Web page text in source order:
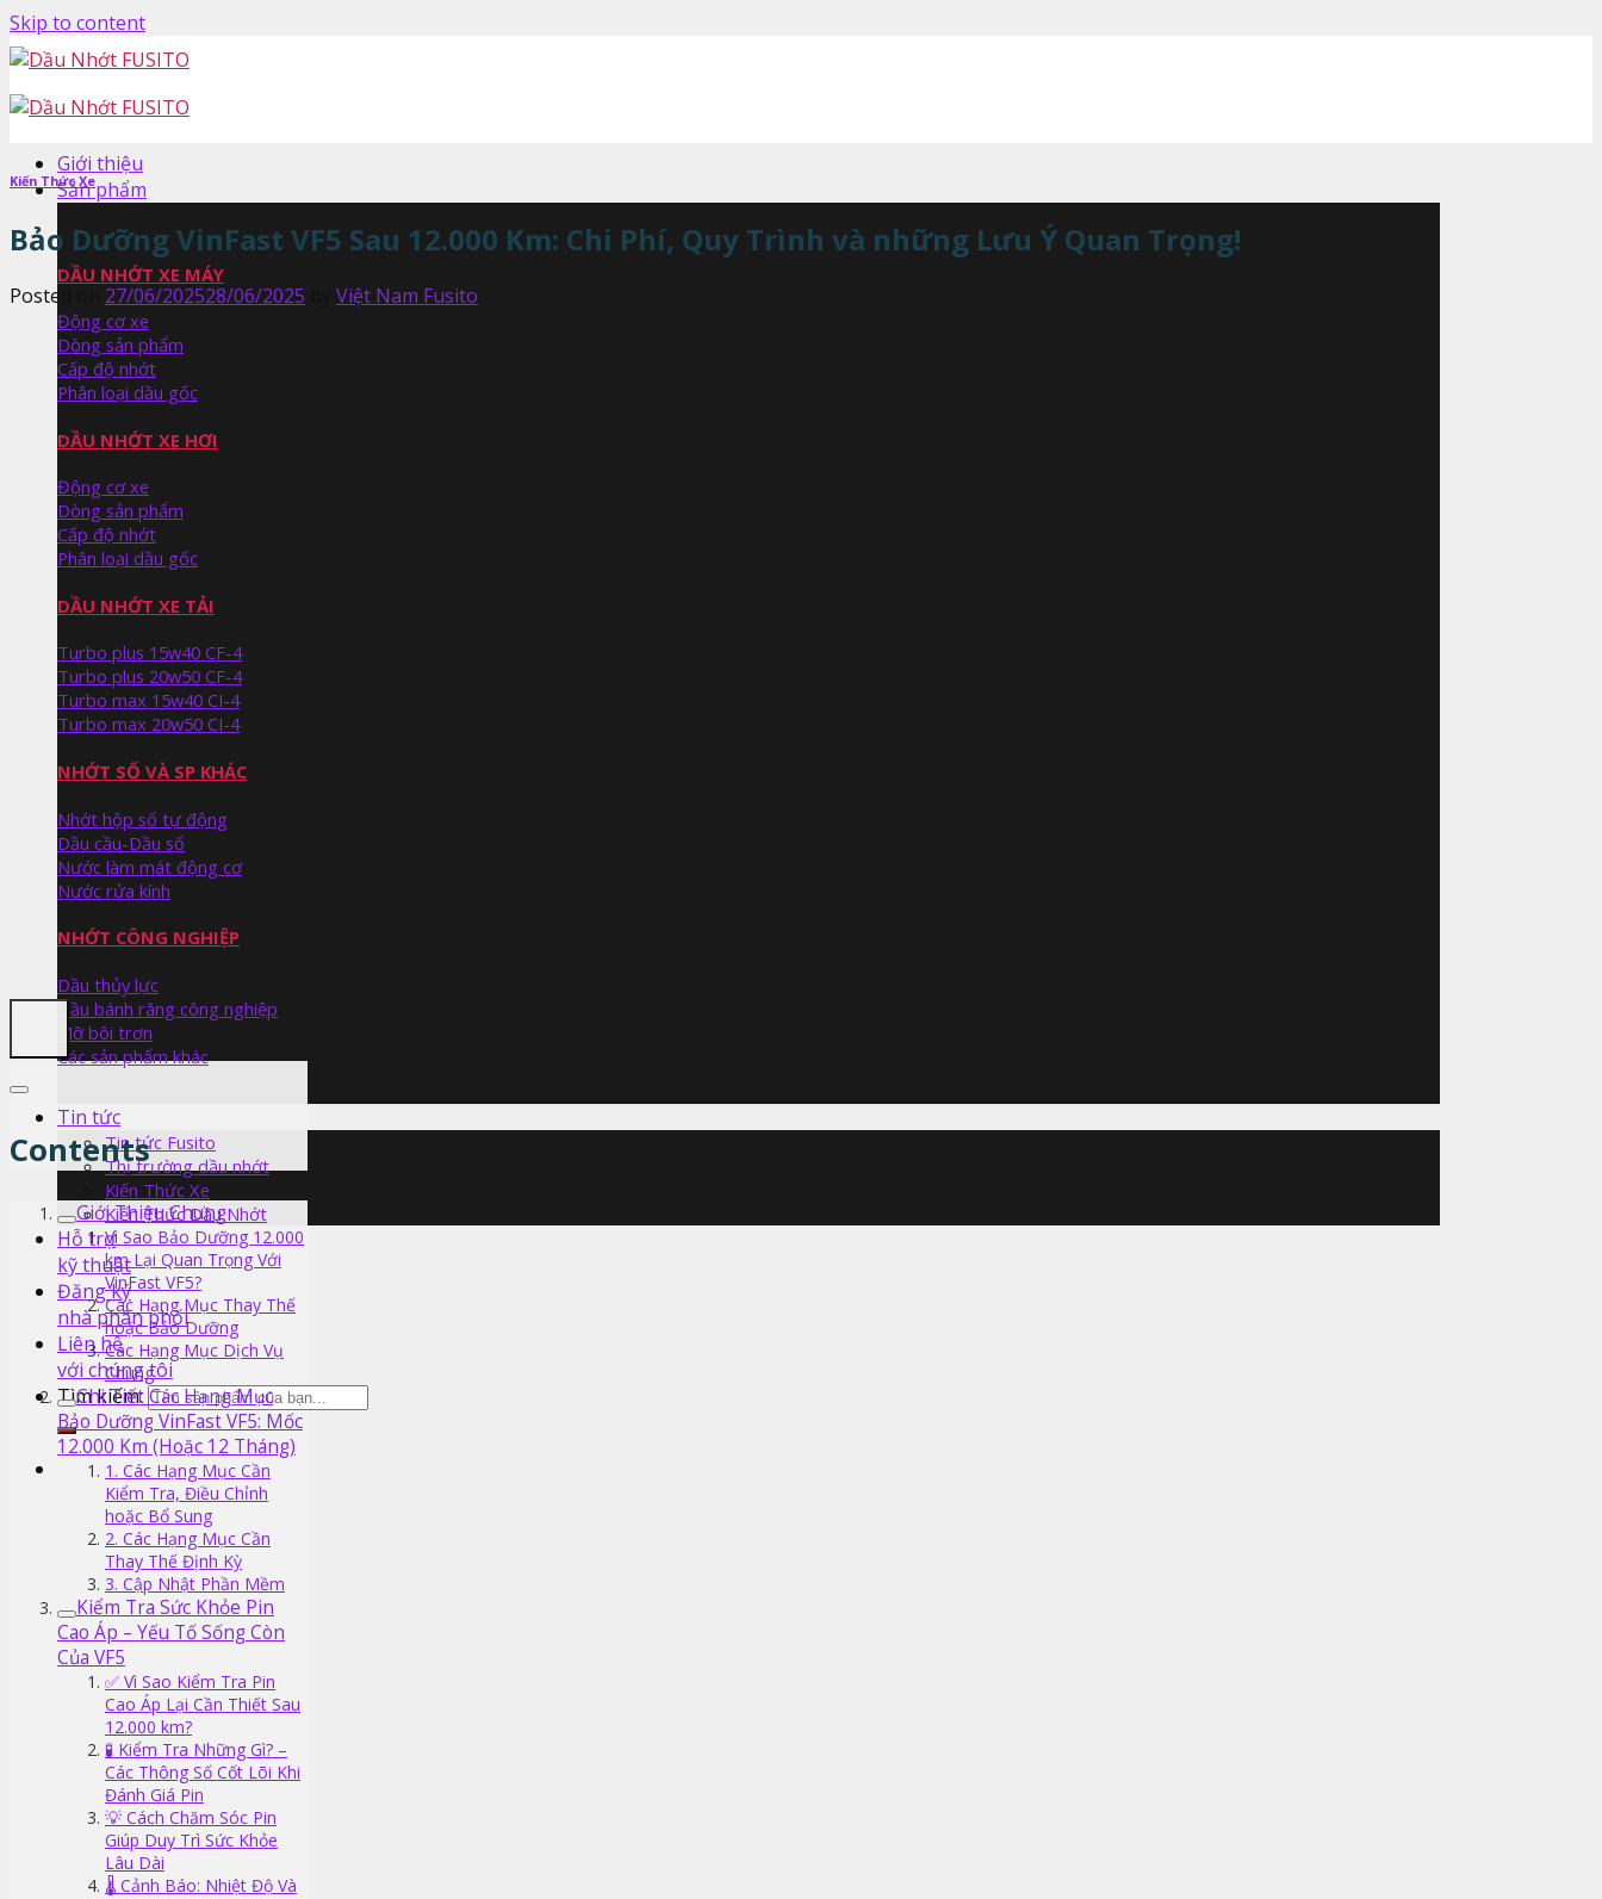
Skip to content
Giới thiệu
Sản phẩm
DẦU NHỚT XE MÁY
Động cơ xe
Dòng sản phẩm
Cấp độ nhớt
Phân loại dầu gốc
DẦU NHỚT XE HƠI
Động cơ xe
Dòng sản phẩm
Cấp độ nhớt
Phân loại dầu gốc
DẦU NHỚT XE TẢI
Turbo plus 15w40 CF-4
Turbo plus 20w50 CF-4
Turbo max 15w40 CI-4
Turbo max 20w50 CI-4
NHỚT SỐ VÀ SP KHÁC
Nhớt hộp số tự động
Dầu cầu-Dầu số
Nước làm mát động cơ
Nước rửa kính
NHỚT CÔNG NGHIỆP
Dầu thủy lực
Dầu bánh răng công nghiệp
Mỡ bôi trơn
Các sản phẩm khác
Tin tức
Tin tức Fusito
Thị trường dầu nhớt
Kiến Thức Xe
Kiến Thức Dầu Nhớt
Hỗ trợ
kỹ thuật
Đăng ký
nhà phân phối
Liên hệ
với chúng tôi
Tìm kiếm:
Kiến Thức Xe
Bảo Dưỡng VinFast VF5 Sau 12.000 Km: Chi Phí, Quy Trình và những Lưu Ý Quan Trọng!
Posted on 27/06/202528/06/2025 Việt Nam Fusito
Contents
Giới Thiệu Chung
Vì Sao Bảo Dưỡng 12.000
km Lại Quan Trọng Với
VinFast VF5?
Các Hạng Mục Thay Thế
hoặc Bảo Dưỡng
Các Hạng Mục Dịch Vụ
Chung
Chi Tiết Các Hạng Mục
Bảo Dưỡng VinFast VF5: Mốc
12.000 Km (Hoặc 12 Tháng)
1. Các Hạng Mục Cần
Kiểm Tra, Điều Chỉnh
hoặc Bổ Sung
2. Các Hạng Mục Cần
Thay Thế Định Kỳ
3. Cập Nhật Phần Mềm
Kiểm Tra Sức Khỏe Pin
Cao Áp – Yếu Tố Sống Còn
Của VF5
✅ Vì Sao Kiểm Tra Pin
Cao Áp Lại Cần Thiết Sau
12.000 km?
🧪 Kiểm Tra Những Gì? –
Các Thông Số Cốt Lõi Khi
Đánh Giá Pin
💡 Cách Chăm Sóc Pin
Giúp Duy Trì Sức Khỏe
Lâu Dài
🌡️ Cảnh Báo: Nhiệt Độ Và